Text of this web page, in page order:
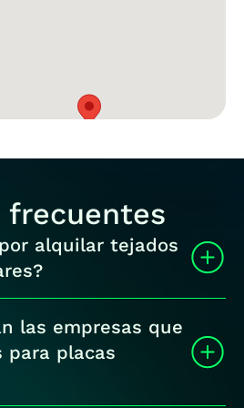
frecuentes
alquilar tejados
puedes obtener beneficios
de entre 40€ y 1.500€
del tamaño y orientación
del emplazamiento,
las empresas que
para placas